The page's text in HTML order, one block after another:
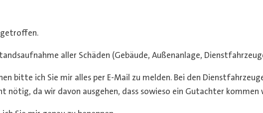
getroffen.
aller Schäden (Gebäude, Außenanlage,
bitte ich Sie mir alles per E-Mail zu melden. Bei den
nötig, da wir davon ausgehen, dass sowieso ein Gutachter kommen